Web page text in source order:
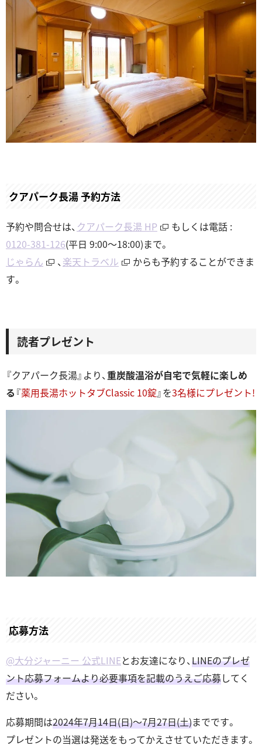
クアパーク長湯 予約方法
予約や問合せは、 クアパーク長湯 HP
もしくは電話 :
0120-381-126(平日 9:00～18:00)まで。
じゃらん
、 楽天トラベル
からも予約することができま
す。
読者プレゼント
『クアパーク長湯』より、 重炭酸温浴が自宅で気軽に楽しめ
る 『薬用長湯ホットタブClassic 10錠』を3名様にプレゼント!
応募方法
@大分ジャーニー 公式LINEとお友達になり、 LINEのプレゼ
ント応募フォームより必要事項を記載のうえご応募してく
ださい。
応募期間は2024年7月14日(日)～7月27日(土)までです。
プレゼントの当選は発送をもってかえさせていただきます。